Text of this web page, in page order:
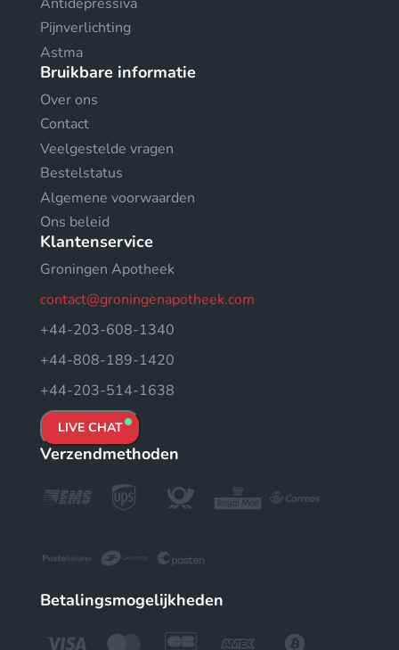
Pijnverlichting
Astma
Bruikbare informatie
Over ons
Contact
Veelgestelde vragen
Bestelstatus
Algemene voorwaarden
Ons beleid
Klantenservice
Groningen Apotheek
contact@groningenapotheek.com
+44-203-608-1340
+44-808-189-1420
+44-203-514-1638
LIVE CHAT
Verzendmethoden
Betalingsmogelijkheden